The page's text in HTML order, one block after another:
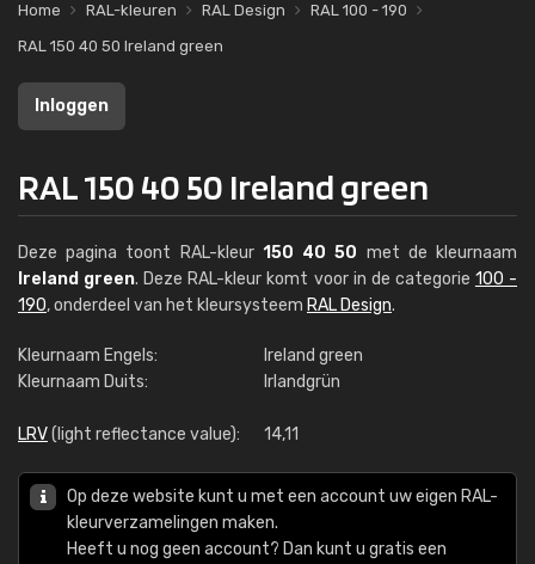
Home RAL-kleuren RAL Design
RAL 100 - 190
RAL 150 40 50 Ireland green
Inloggen
RAL 150 40 50 Ireland green
Deze pagina toont RAL-kleur 150 40 50 met de kleurnaam
Ireland green. Deze RAL-kleur komt voor in de categorie 100 -
190, onderdeel van het kleursysteem RAL Design.
Kleurnaam Engels:
Ireland green
Kleurnaam Duits:
Irlandgrün
LRV(light reflectance value): 14,11
Op deze website kunt u met een account uw eigen RAL-
kleurverzamelingen maken.
Heeft u nog geen account? Dan kunt u gratis een